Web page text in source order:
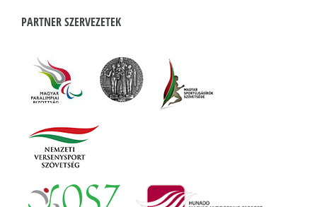
PARTNER SZERVEZETEK